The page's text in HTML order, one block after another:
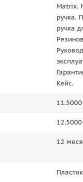
Matrix.
ручка.
ручка
Кейс.
11.5000
12.5000
12